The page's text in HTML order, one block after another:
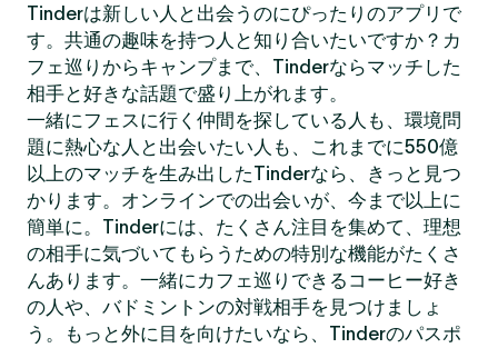
Tinderは新しい人と出会うのにぴったりのアプリで
す。共通の趣味を持つ人と知り合いたいですか？カ
フェ巡りからキャンプまで、Tinderならマッチした
相手と好きな話題で盛り上がれます。
一緒にフェスに行く仲間を探している人も、環境問
題に熱心な人と出会いたい人も、これまでに550億
以上のマッチを生み出したTinderなら、きっと見つ
かります。オンラインでの出会いが、今まで以上に
簡単に。Tinderには、たくさん注目を集めて、理想
の相手に気づいてもらうための特別な機能がたくさ
んあります。一緒にカフェ巡りできるコーヒー好き
の人や、バドミントンの対戦相手を見つけましょ
う。もっと外に目を向けたいなら、Tinderのパスポ